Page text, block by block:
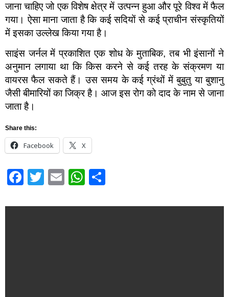
जाना चाहिए जो एक विशेष क्षेत्र में उत्पन्न हुआ और पूरे विश्व में फैल
गया। ऐसा माना जाता है कि कई सदियों से कई प्राचीन संस्कृतियों
में इसका उल्लेख किया गया है।
साइंस जर्नल में प्रकाशित एक शोध के मुताबिक, तब भी इंसानों ने
अनुमान लगाया था कि किस करने से कई तरह के संक्रमण या
वायरस फैल सकते हैं। उस समय के कई ग्रंथों में बुबुतु या बुशानु
जैसी बीमारियों का जिक्र है। आज इस रोग को दाद के नाम से जाना
जाता है।
Share this:
Facebook X
Facebook
Twitter
EmailWhatsApp